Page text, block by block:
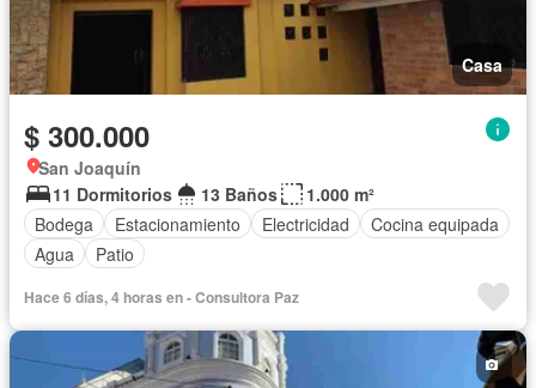
Casa
$ 300.000
San Joaquín
11 Dormitorios
13 Baños
1.000 m²
Bodega
Estacionamiento Electricidad
Cocina equipada
Agua
Patio
Hace 6 días, 4 horas en - Consultora Paz